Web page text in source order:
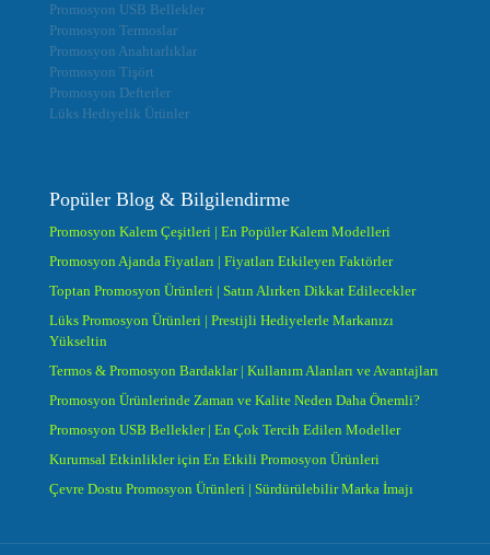
Promosyon USB Bellekler
Promosyon Termoslar
Promosyon Anahtarlıklar
Promosyon Tişört
Promosyon Defterler
Lüks Hediyelik Ürünler
Popüler Blog & Bilgilendirme
Promosyon Kalem Çeşitleri | En Popüler Kalem Modelleri
Promosyon Ajanda Fiyatları | Fiyatları Etkileyen Faktörler
Toptan Promosyon Ürünleri | Satın Alırken Dikkat Edilecekler
Lüks Promosyon Ürünleri | Prestijli Hediyelerle Markanızı
Yükseltin
Termos & Promosyon Bardaklar | Kullanım Alanları ve Avantajları
Promosyon Ürünlerinde Zaman ve Kalite Neden Daha Önemli?
Promosyon USB Bellekler | En Çok Tercih Edilen Modeller
Kurumsal Etkinlikler için En Etkili Promosyon Ürünleri
Çevre Dostu Promosyon Ürünleri | Sürdürülebilir Marka İmajı